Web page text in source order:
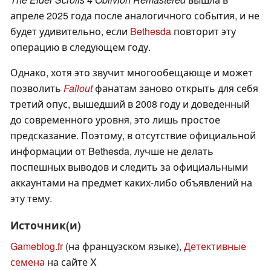
апреле 2025 года после аналогичного события, и не
будет удивительно, если Bethesda повторит эту
операцию в следующем году.
Однако, хотя это звучит многообещающе и может
позволить Falloutфанатам заново открыть для себя
третий опус, вышедший в 2008 году и доведенный
до современного уровня, это лишь простое
предсказание. Поэтому, в отсутствие официальной
информации от Bethesda, лучше не делать
поспешных выводов и следить за официальными
аккаунтами на предмет каких-либо объявлений на
эту тему.
Источник(и)
Gameblog.fr(на французском языке), Детективные
семена на сайте X